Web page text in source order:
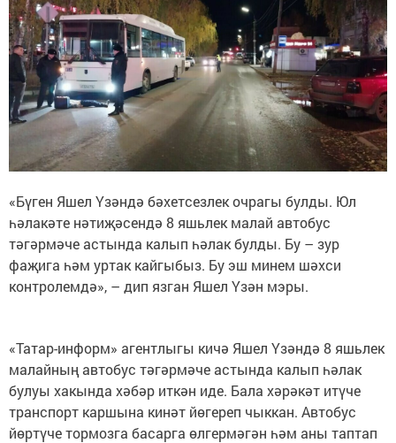
«Бүген Яшел Үзәндә бәхетсезлек очрагы булды. Юл
һәлакәте нәтиҗәсендә 8 яшьлек малай автобус
тәгәрмәче астында калып һәлак булды. Бу – зур
фаҗига һәм уртак кайгыбыз. Бу эш минем шәхси
контролемдә», – дип язган Яшел Үзән мэры.
«Татар-информ» агентлыгы кичә Яшел Үзәндә 8 яшьлек
малайның автобус тәгәрмәче астында калып һәлак
булуы хакында хәбәр иткән иде. Бала хәрәкәт итүче
транспорт каршына кинәт йөгереп чыккан. Автобус
йөртүче тормозга басарга өлгермәгән һәм аны таптап